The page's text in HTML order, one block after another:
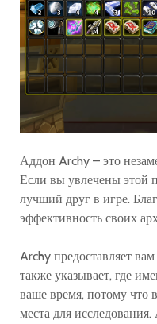
Аддон Archy – это
Если вы увлечены этой
лучший друг в игре.
эффективность своих
Archy предоставляет
также указывает, где
ваше время, потому что
места для